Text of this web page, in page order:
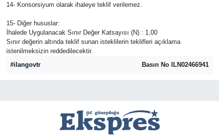
14- Konsorsiyum olarak ihaleye teklif verilemez.
15- Diğer hususlar:
İhalede Uygulanacak Sınır Değer Katsayısı (N) : 1,00
Sınır değerin altında teklif sunan isteklilerin teklifleri açıklama
istenilmeksizin reddedilecektir.
#ilangovtr
Basın No ILN02466941